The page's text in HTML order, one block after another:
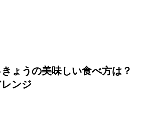
ょうの美味しい食べ方は？
ンジ